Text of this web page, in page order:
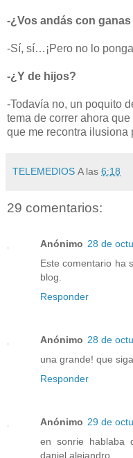
-¿Vos andás con
-Sí, sí… ¡Pero no lo
-¿Y de hijos?
-Todavía no, un poquito
tema de correr ahora
que me recontra
TELEMEDIOS A las 6:18
29 comentarios:
Anónimo 28 de
Este comentario ha
blog.
Responder
Anónimo 28 de
una grande! que
Responder
Anónimo 29 de
en sonrie hablaba
daniel alejandro